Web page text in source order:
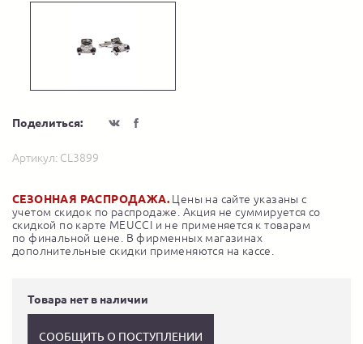
Поделиться:
Артикул: CL3899
СЕЗОННАЯ РАСПРОДАЖА. Цены на сайте указаны с
учетом скидок по распродаже. Акция не суммируется со
скидкой по карте MEUCCI и не применяется к товарам
по финальной цене. В фирменных магазинах
дополнительные скидки применяются на кассе.
Товара нет в наличии
СООБЩИТЬ О ПОСТУПЛЕНИИ